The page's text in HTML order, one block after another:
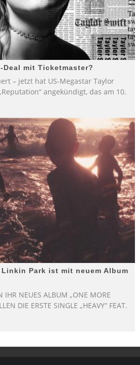
mit Ticketmaster?
– jetzt hat US-Megastar Taylor
angekündigt, das am 10.
Park ist mit neuem Album
IHR NEUES ALBUM „ONE MORE
DIE ERSTE SINGLE „HEAVY“ FEAT.